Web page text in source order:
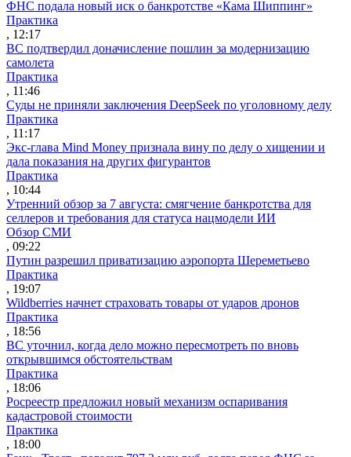
ФНС подала новый иск о банкротстве «Кама Шиппинг»
Практика
, 12:17
ВС подтвердил доначисление пошлин за модернизацию
самолета
Практика
, 11:46
Суды не приняли заключения DeepSeek по уголовному делу
Практика
, 11:17
Экс-глава Mind Money признала вину по делу о хищении и
дала показания на других фигурантов
Практика
, 10:44
Утренний обзор за 7 августа: смягчение банкротства для
селлеров и требования для статуса нацмодели ИИ
Обзор СМИ
, 09:22
Путин разрешил приватизацию аэропорта Шереметьево
Практика
, 19:07
Wildberries начнет страховать товары от ударов дронов
Практика
, 18:56
ВС уточнил, когда дело можно пересмотреть по вновь
открывшимся обстоятельствам
Практика
, 18:06
Росреестр предложил новый механизм оспаривания
кадастровой стоимости
Практика
, 18:00